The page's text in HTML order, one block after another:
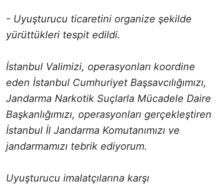
- Uyuşturucu ticaretini organize şekilde
yürüttükleri tespit edildi.
İstanbul Valimizi, operasyonları koordine
eden İstanbul Cumhuriyet Başsavcılığımızı,
Jandarma Narkotik Suçlarla Mücadele Daire
Başkanlığımızı, operasyonları gerçekleştiren
İstanbul İl Jandarma Komutanımızı ve
jandarmamızı tebrik ediyorum.
Uyuşturucu imalatçılarına karşı